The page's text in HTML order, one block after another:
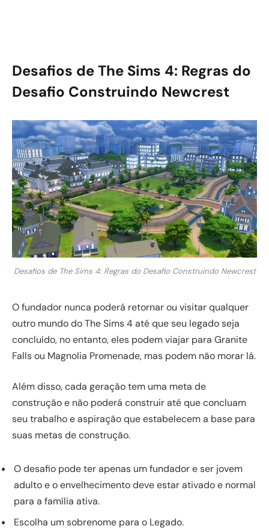
Desafios de The Sims 4: Regras do
Desafio Construindo Newcrest
Desafios de The Sims 4: Regras do Desafio Construindo Newcrest
O fundador nunca poderá retornar ou visitar qualquer
outro mundo do The Sims 4 até que seu legado seja
concluído, no entanto, eles podem viajar para Granite
Falls ou Magnolia Promenade, mas podem não morar lá.
Além disso, cada geração tem uma meta de
construção e não poderá construir até que concluam
seu trabalho e aspiração que estabelecem a base para
suas metas de construção.
O desafio pode ter apenas um fundador e ser jovem
adulto e o envelhecimento deve estar ativado e normal
para a família ativa.
Escolha um sobrenome para o Legado.